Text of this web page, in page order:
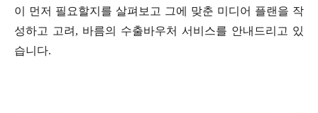
이 먼저 필요할지를 살펴보고 그에 맞춘 미디어 플랜을 작
성하고 고려 , 바름의 수출바우처 서비스를 안내드리고 있
습니다.